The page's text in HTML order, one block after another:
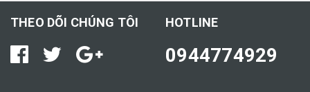
THEO DÕI CHÚNG TÔI HOTLINE
0944774929